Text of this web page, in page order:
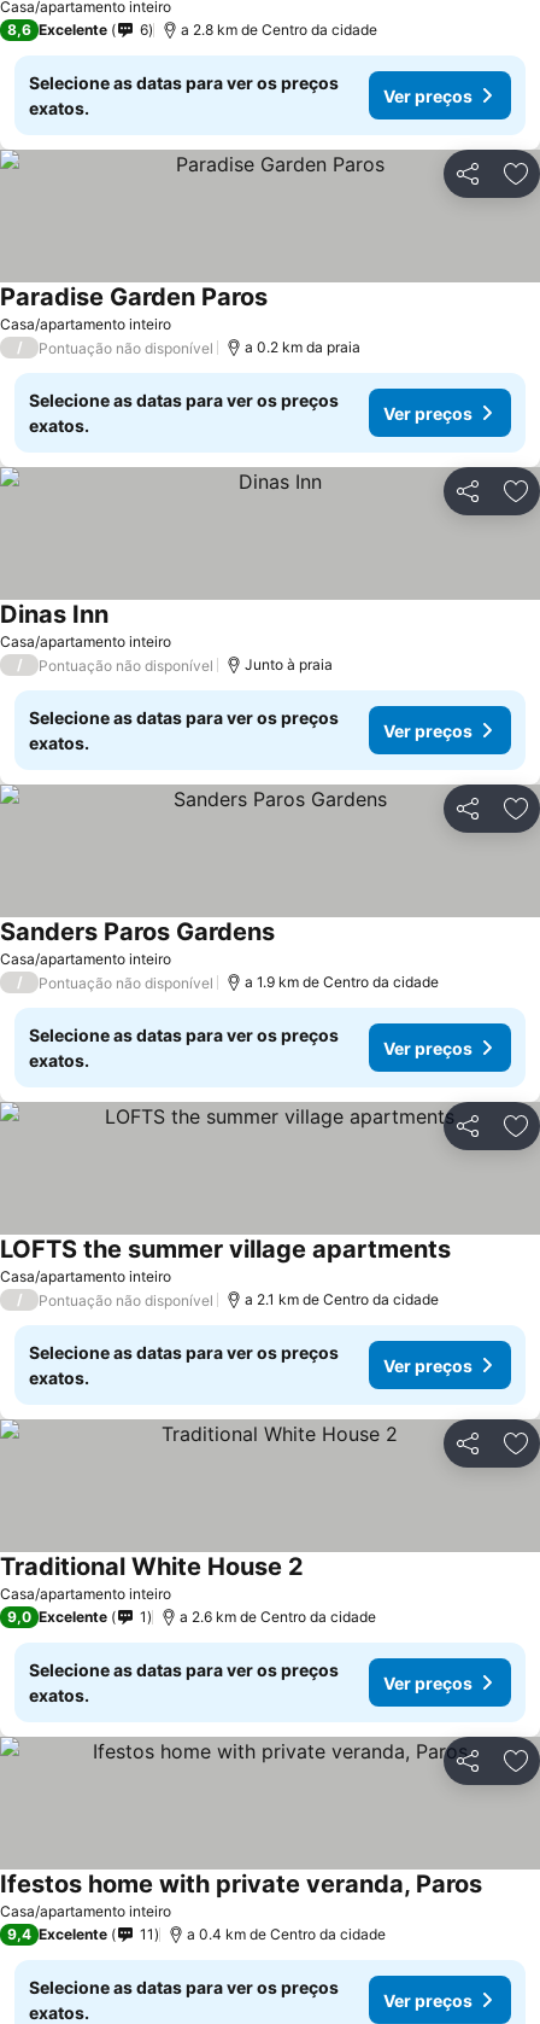
Casa/apartamento inteiro
8,6 Excelente 6 a 2.8 km de Centro da cidade
Selecione as datas para ver os preços
exatos.
Ver preços
Partilhar
Casa/apartamento inteiro
Paradise Garden ParosVer preços
/ Pontuação não disponível a 0.2 km da praia
Selecione as datas para ver os preços
exatos.
Ver preços
Partilhar
Casa/apartamento inteiro
Dinas InnVer preços
/ Pontuação não disponível Junto à praia
Selecione as datas para ver os preços
exatos.
Ver preços
Partilhar
Casa/apartamento inteiro
Sanders Paros GardensVer preços
/ Pontuação não disponível a 1.9 km de Centro da cidade
Selecione as datas para ver os preços
exatos.
Ver preços
Partilhar
Casa/apartamento inteiro
LOFTS the summer village apartmentsVer
/ Pontuação não disponível a 2.1 km de Centro da cidade
Selecione as datas para ver os preços
exatos.
Ver preços
Partilhar
Casa/apartamento inteiro
Traditional White House 2
9,0 Excelente 1 a 2.6 km de Centro da cidade
Selecione as datas para ver os preços
exatos.
Ver preços
Partilhar
Casa/apartamento inteiro
Ifestos home with private veranda, ParosVer
9,4 Excelente 11 a 0.4 km de Centro da cidade
Selecione as datas para ver os preços
exatos.
Ver preços